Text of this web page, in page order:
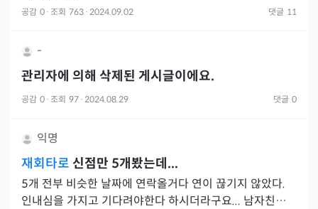
공감 0 · 조회 763 · 2024.09.02 댓글 11
-
관리자에 의해 삭제된 게시글이에요.
공감 0 · 조회 97 · 2024.08.29 댓글 0
익명
재회타로 신점만 5개봤는데...
5개 전부 비슷한 날짜에 연락올거다 연이 끊기지 않았다.
인내심을 가지고 기다려야한다 하시더라구요... 남자친구랑